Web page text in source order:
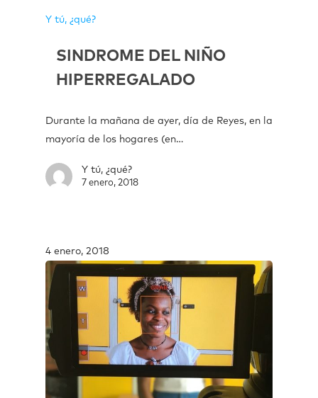
Y tú, ¿qué?
SINDROME DEL NIÑO
HIPERREGALADO
Durante la mañana de ayer, día de Reyes, en la
mayoría de los hogares (en…
Y tú, ¿qué?
7 enero, 2018
4 enero, 2018